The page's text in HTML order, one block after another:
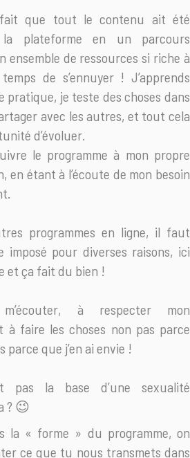
fait que tout le contenu ait été
la plateforme en un parcours
ensemble de ressources si riche à
de s’ennuyer ! J’apprends
pratique, je teste des choses dans
avec les autres, et tout cela
d’évoluer.
le programme à mon propre
en étant à l’écoute de mon besoin
programmes en ligne, il faut
imposé pour diverses raisons, ici
et ça fait du bien !
à respecter mon
à faire les choses non pas parce
parce que j’en ai envie !
pas la base d’une sexualité
? 😉
la « forme » du programme, on
ce que tu nous transmets dans